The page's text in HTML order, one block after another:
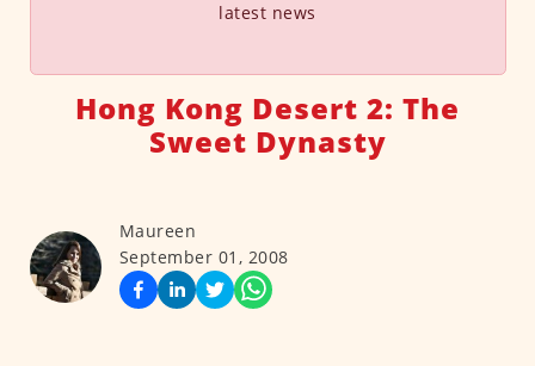
latest news
Hong Kong Desert 2: The
Sweet Dynasty
Maureen
September 01, 2008